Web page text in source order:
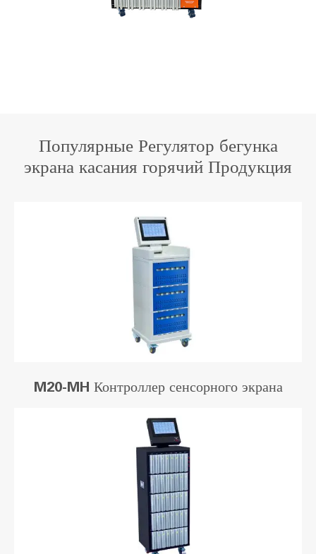
Популярные Регулятор бегунка
экрана касания горячий Продукция
M20-MH Контроллер сенсорного экрана